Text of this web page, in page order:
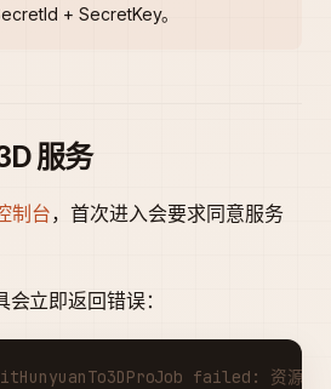
+ SecretKey。
服务
制台，首次进入会要求同意服务
立即返回错误：
failed: 资